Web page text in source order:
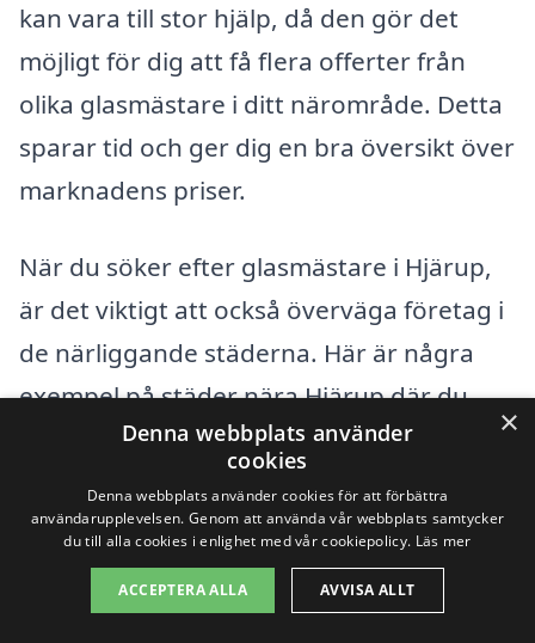
kan vara till stor hjälp, då den gör det
möjligt för dig att få flera offerter från
olika glasmästare i ditt närområde. Detta
sparar tid och ger dig en bra översikt över
marknadens priser.
När du söker efter glasmästare i Hjärup,
är det viktigt att också överväga företag i
de närliggande städerna. Här är några
exempel på städer nära Hjärup där du
även kan hitta kvalificerade glasmästare:
Staffanstorp
Lund
×
Denna webbplats använder
cookies
Denna webbplats använder cookies för att förbättra
användarupplevelsen. Genom att använda vår webbplats samtycker
du till alla cookies i enlighet med vår cookiepolicy. Läs mer
ACCEPTERA ALLA AVVISA ALLT